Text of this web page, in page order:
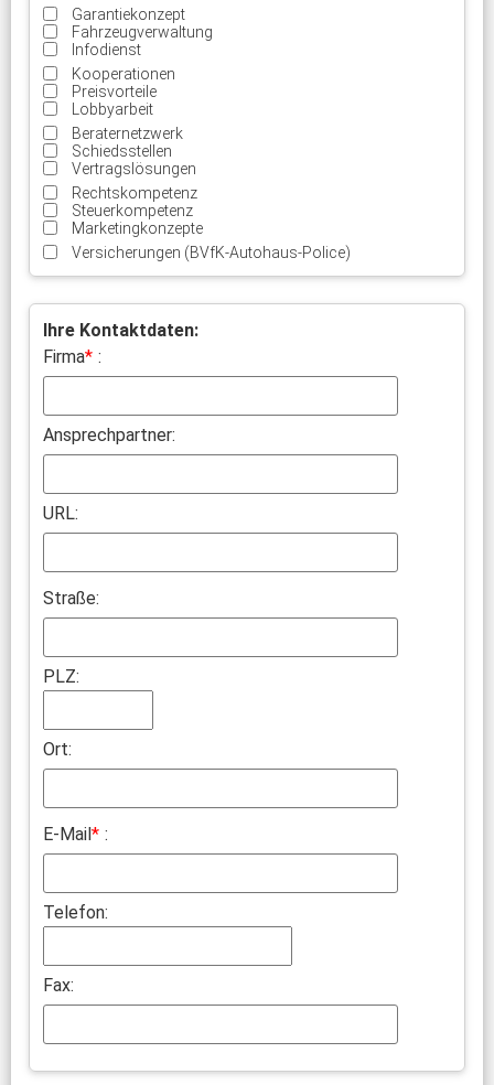
Garantiekonzept
Fahrzeugverwaltung
Infodienst
Kooperationen
Preisvorteile
Lobbyarbeit
Beraternetzwerk
Schiedsstellen
Vertragslösungen
Rechtskompetenz
Steuerkompetenz
Marketingkonzepte
Versicherungen (BVfK-Autohaus-Police)
Ihre Kontaktdaten:
Firma* :
Ansprechpartner:
URL:
Straße:
PLZ:
Ort:
E-Mail* :
Telefon:
Fax: